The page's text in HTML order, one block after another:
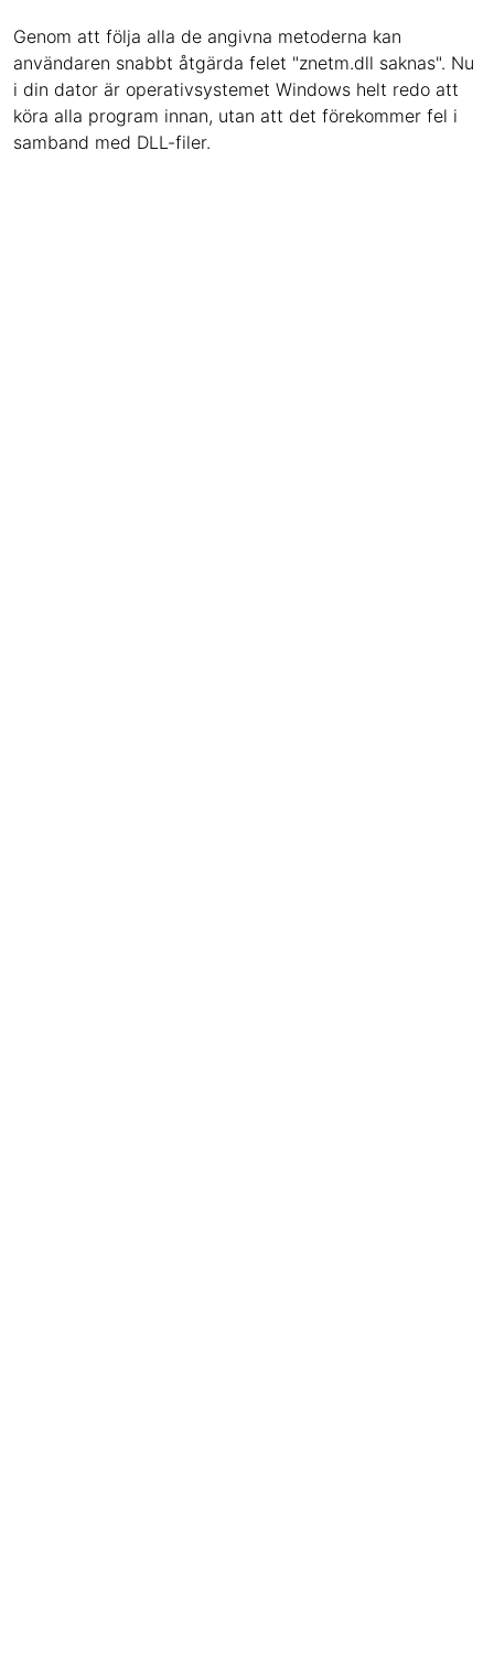
Genom att följa alla de angivna metoderna kan
användaren snabbt åtgärda felet "znetm.dll saknas". Nu
i din dator är operativsystemet Windows helt redo att
köra alla program innan, utan att det förekommer fel i
samband med DLL-filer.